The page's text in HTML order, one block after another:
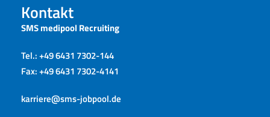
Kontakt
SMS medipool Recruiting
Tel.: +49 6431 7302-144
Fax: +49 6431 7302-4141
karriere@sms-jobpool.de